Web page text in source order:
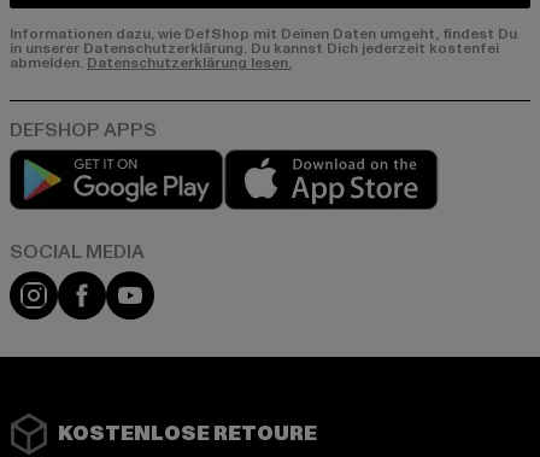
Informationen dazu, wie DefShop mit Deinen Daten umgeht, findest Du
in unserer Datenschutzerklärung. Du kannst Dich jederzeit kostenfei
abmelden. Datenschutzerklärung lesen.
Play market
Instagram
FacebookYouTube
KOSTENLOSE RETOURE